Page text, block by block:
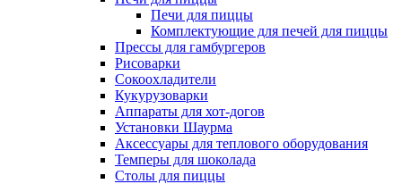
Печи для пиццы
Комплектующие для печей для пиццы
Прессы для гамбургеров
Рисоварки
Сокоохладители
Кукурузоварки
Аппараты для хот-догов
Установки Шаурма
Аксессуары для теплового оборудования
Темперы для шоколада
Столы для пиццы